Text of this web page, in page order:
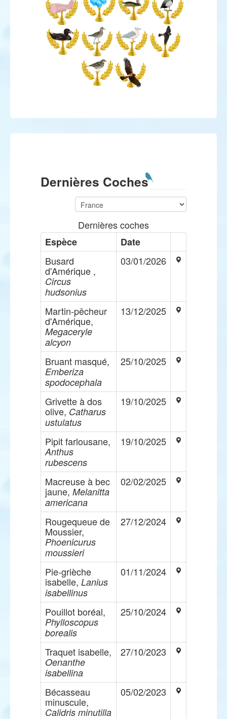
Dernières Coches
Dernières coches
Espèce
Date
Busard
d'Amérique ,
Circus
hudsonius
03/01/2026
Martin-pêcheur
d'Amérique,
Megaceryle
alcyon
13/12/2025
Bruant masqué,
Emberiza
spodocephala
25/10/2025
Grivette à dos
olive, Catharus
ustulatus
19/10/2025
Pipit farlousane,
Anthus
rubescens
19/10/2025
Macreuse à bec
jaune, Melanitta
americana
02/02/2025
Rougequeue de
Moussier,
Phoenicurus
moussieri
27/12/2024
Pie-grièche
isabelle, Lanius
isabellinus
01/11/2024
Pouillot boréal,
Phylloscopus
borealis
25/10/2024
Traquet isabelle,
Oenanthe
isabellina
27/10/2023
Bécasseau
minuscule,
Calidris minutilla
05/02/2023